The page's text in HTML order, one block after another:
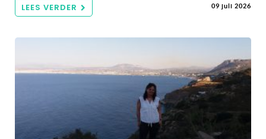
LEES VERDER 09 juli 2026